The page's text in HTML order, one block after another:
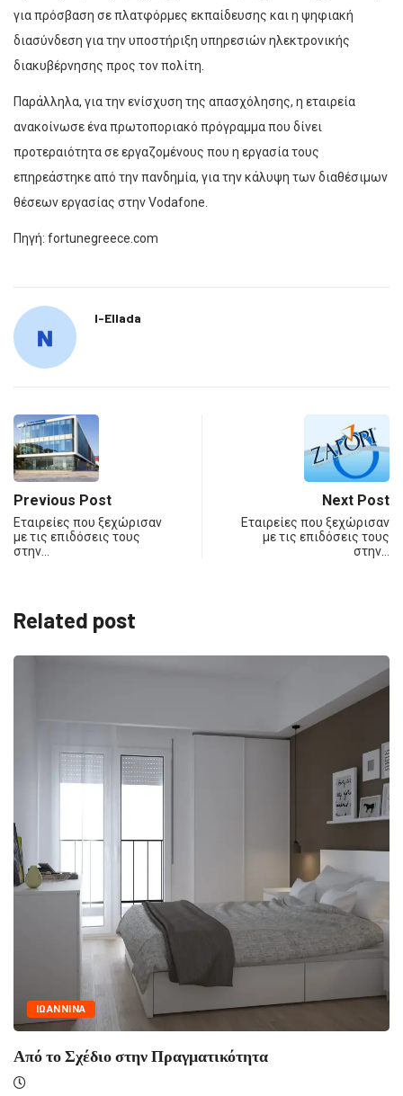
για πρόσβαση σε πλατφόρμες εκπαίδευσης και η ψηφιακή
διασύνδεση για την υποστήριξη υπηρεσιών ηλεκτρονικής
διακυβέρνησης προς τον πολίτη.
Παράλληλα, για την ενίσχυση της απασχόλησης, η εταιρεία
ανακοίνωσε ένα πρωτοποριακό πρόγραμμα που δίνει
προτεραιότητα σε εργαζομένους που η εργασία τους
επηρεάστηκε από την πανδημία, για την κάλυψη των διαθέσιμων
θέσεων εργασίας στην Vodafone.
Πηγή: fortunegreece.com
I-Ellada
Previous Post
Εταιρείες που ξεχώρισαν
με τις επιδόσεις τους
στην…
Next Post
Εταιρείες που ξεχώρισαν
με τις επιδόσεις τους
στην…
Related post
στην Πραγματικότητα